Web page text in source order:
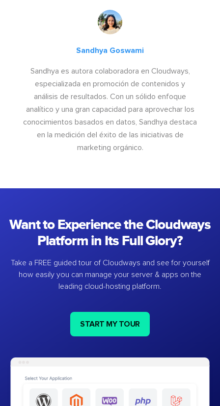
Sandhya Goswami
Sandhya es autora colaboradora en Cloudways,
especializada en promoción de contenidos y
análisis de resultados. Con un sólido enfoque
analítico y una gran capacidad para aprovechar los
conocimientos basados en datos, Sandhya destaca
en la medición del éxito de las iniciativas de
marketing orgánico.
Want to Experience the Cloudways
Platform in Its Full Glory?
Take a FREE guided tour of Cloudways and see for yourself
how easily you can manage your server & apps on the
leading cloud-hosting platform.
START MY TOUR